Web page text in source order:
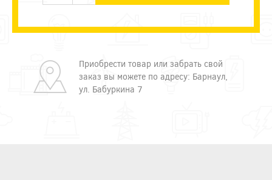
Приобрести товар или забрать свой
заказ вы можете по адресу: Барнаул,
ул. Бабуркина 7